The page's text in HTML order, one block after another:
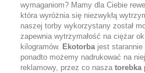
wymaganiom? Mamy dla Ciebie
która wyróżnia się niezwykłą
naszej torby wykorzystany został
zapewnia wytrzymałość na ciężar
kilogramów. Ekotorbajest starannie
ponadto możemy nadrukować na
reklamowy, przez co nasza torebka